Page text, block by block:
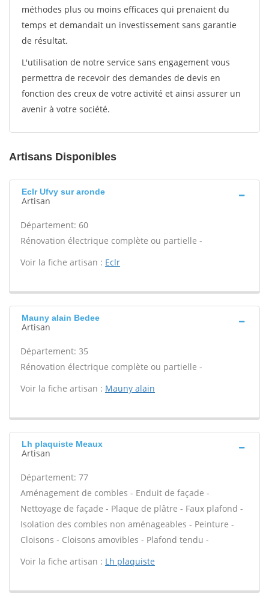
méthodes plus ou moins efficaces qui prenaient du
temps et demandait un investissement sans garantie
de résultat.
L'utilisation de notre service sans engagement vous
permettra de recevoir des demandes de devis en
fonction des creux de votre activité et ainsi assurer un
avenir à votre société.
Artisans Disponibles
Eclr Ufvy sur aronde
Artisan
Département: 60
Rénovation électrique complète ou partielle -
Voir la fiche artisan : Eclr
Mauny alain Bedee
Artisan
Département: 35
Rénovation électrique complète ou partielle -
Voir la fiche artisan : Mauny alain
Lh plaquiste Meaux
Artisan
Département: 77
Aménagement de combles - Enduit de façade -
Nettoyage de façade - Plaque de plâtre - Faux plafond -
Isolation des combles non aménageables - Peinture -
Cloisons - Cloisons amovibles - Plafond tendu -
Voir la fiche artisan : Lh plaquiste